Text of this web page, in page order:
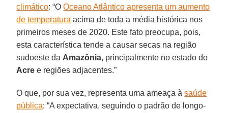
climático: “OOceano Atlântico apresenta um aumento
de temperatura acima de toda a média histórica nos
primeiros meses de 2020. Este fato preocupa, pois,
esta característica tende a causar secas na região
sudoeste da Amazônia, principalmente no estado do
Acre e regiões adjacentes.”
O que, por sua vez, representa uma ameaça àsaúde
pública: “A expectativa, seguindo o padrão de longo-